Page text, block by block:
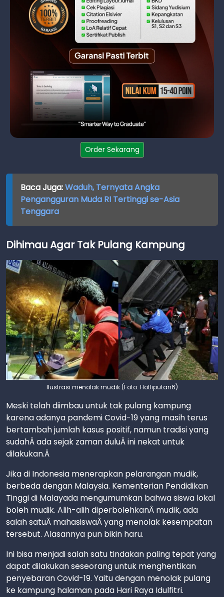
Order Sekarang
Baca Juga:Waduh, Ternyata Angka
Pengangguran Muda RI Tertinggi se-Asia
Tenggara
Dihimau Agar Tak Pulang Kampung
Ilustrasi menolak mudik (Foto: Hotliputan6)
Meski telah diimbau untuk tak pulang kampung
karena adanya pandemi Covid-19 yang masih terus
bertambah jumlah kasus positif, namun tradisi yang
sudahÂ ada sejak zaman duluÂ ini nekat untuk
dilakukan.Â
Jika di Indonesia menerapkan pelarangan mudik,
berbeda dengan Malaysia. Kementerian Pendidikan
Tinggi di Malayada mengumumkan bahwa siswa lokal
boleh mudik. Alih-alih diperbolehkanÂ mudik, ada
salah satuÂ mahasiswaÂ yang menolak kesempatan
tersebut. Alasannya pun bikin haru.
Ini bisa menjadi salah satu tindakan paling tepat yang
dapat dilakukan seseorang untuk menghentikan
penyebaran Covid-19. Yaitu dengan menolak pulang
ke kampung halaman pada Hari Raya Idulfitri.